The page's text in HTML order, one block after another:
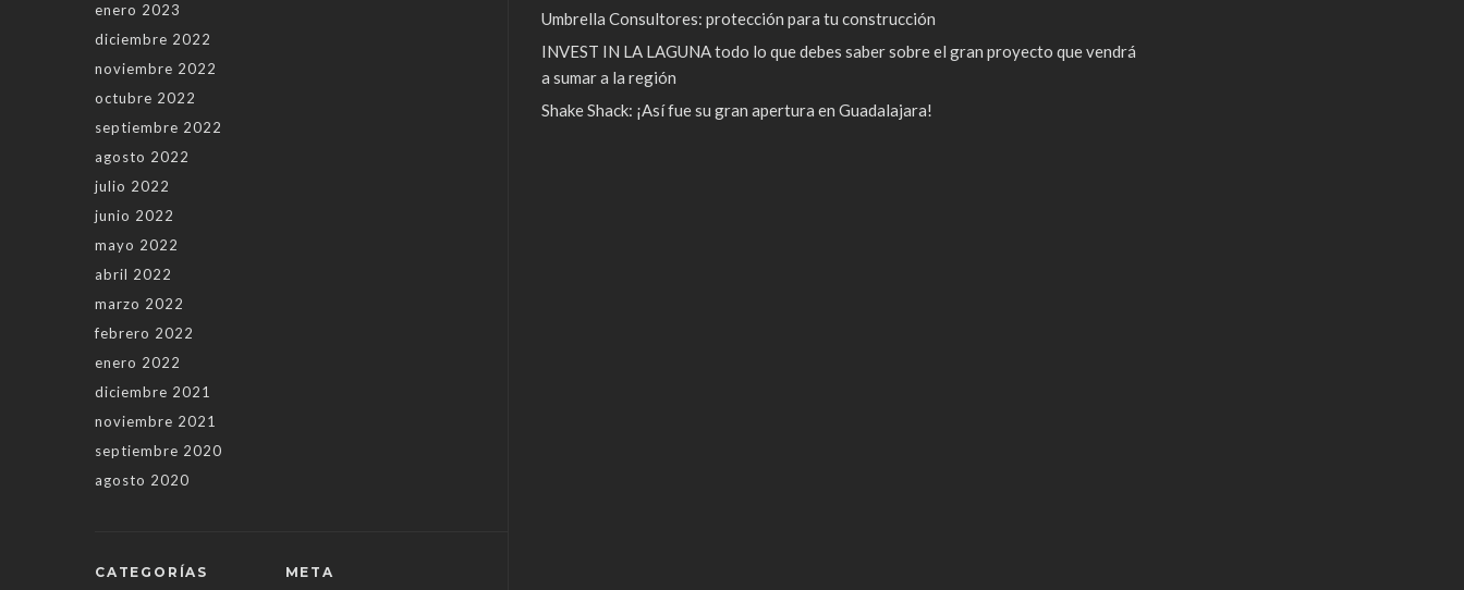
enero 2023
diciembre 2022
noviembre 2022
octubre 2022
septiembre 2022
agosto 2022
julio 2022
junio 2022
mayo 2022
abril 2022
marzo 2022
febrero 2022
enero 2022
diciembre 2021
noviembre 2021
septiembre 2020
agosto 2020
CATEGORÍAS META
Umbrella Consultores: protección para tu construcción
INVEST IN LA LAGUNA todo lo que debes saber sobre el gran proyecto que vendrá
a sumar a la región
Shake Shack: ¡Así fue su gran apertura en Guadalajara!